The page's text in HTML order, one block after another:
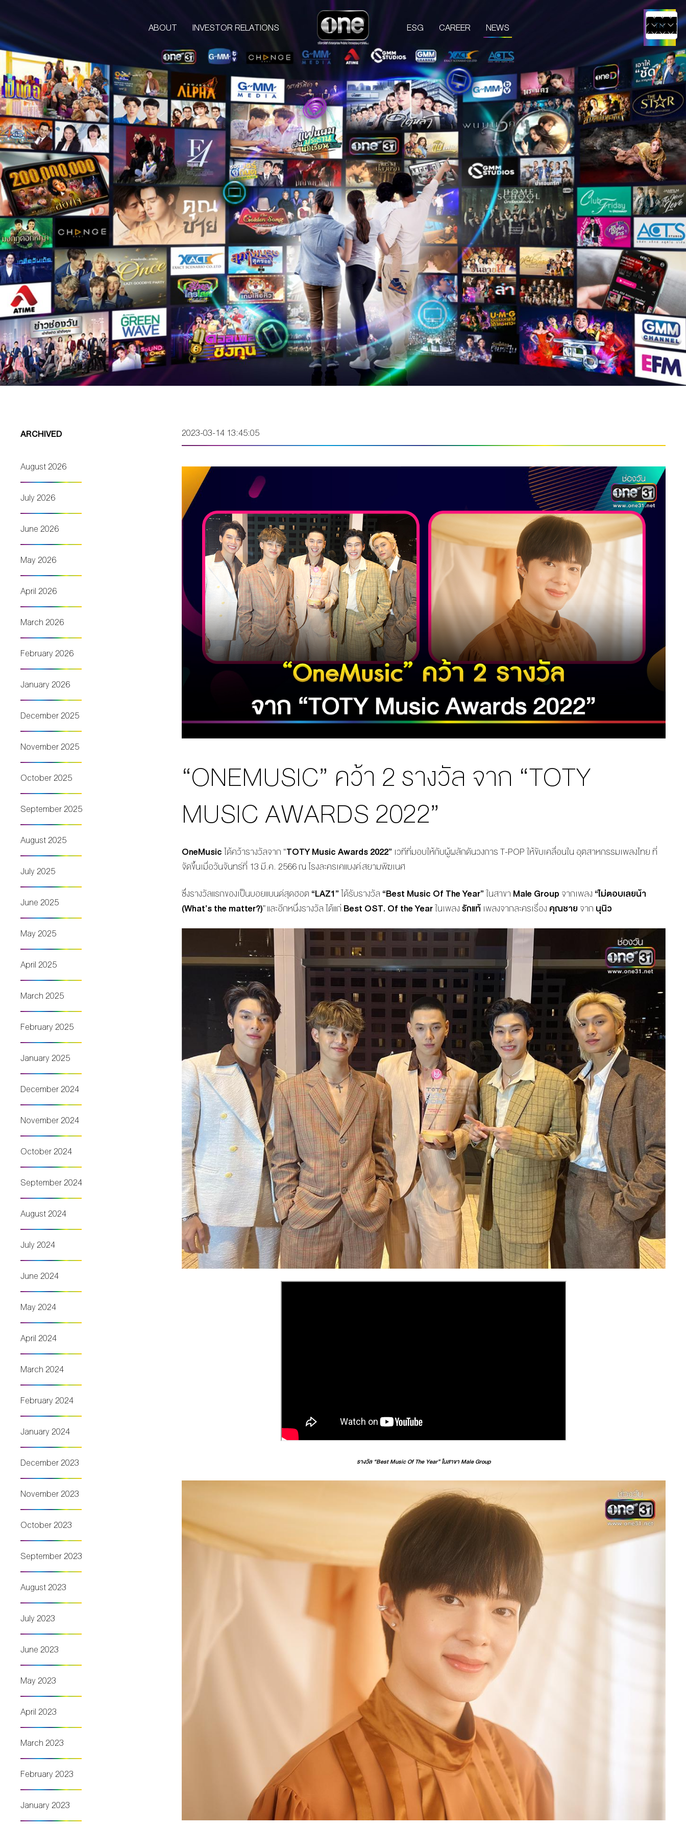
ABOUT INVESTOR RELATIONS ESG CAREER NEWS
TH
EN
ABOUT
CORPORATE
COMPANY’S BUSINESS
OUR VISION & MISSION
COMPANY BACKGROUND
LETTER FROM GROUP CEO
BOARD OF DIRECTORS
MANAGEMENT TEAM
ORGANIZATION CHART
AWARDS
COMPANIES
one31
GMM TV
CHANGE2561
GMM MEDIA
GMM STUDIOS
EXACT SCENARIO
ACTS STUDIO
PRODUCTS & SERVICES
CONTENT CREATOR
MEDIA
LIVE & EVENT
STUDIO RENTAL
ARTIST MANAGEMENT
MERCHANDISE
2023-03-14 13:45:05
“ONEMUSIC” คว้า 2 รางวัล จาก “TOTY
MUSIC AWARDS 2022”
OneMusicได้คว้ารางวัลจาก “TOTY Music Awards 2022” เวทีที่มอบให้กับผู้ผลักดันวงการT-POPให้ขับเคลื่อนใน อุตสาหกรรมเพลงไทย ที่
จัดขึ้นเมื่อวันจันทร์ที่ 13 มี.ค. 2566ณ โรงละครเคแบงค์ สยามพิฆเนศ
ซึ่งรางวัลแรกของเป็นบอยแบนด์สุดฮอต “LAZ1”ได้รับรางวัล “Best Music Of The Year”ในสาขา Male Group จากเพลง “ไม่ตอบเลยน้า
(What’s the matter?)” และอีกหนึ่งรางวัล ได้แก่ Best OST. Of the Yearในเพลงรักแท้ เพลงจากละครเรื่อง คุณชาย จาก นุนิว
รางวัล“Best Music Of The Year”ในสาขาMale Group
ARCHIVED
August 2026
July 2026
June 2026
May 2026
April 2026
March 2026
February 2026
January 2026
December 2025
November 2025
October 2025
September 2025
August 2025
July 2025
June 2025
May 2025
April 2025
March 2025
February 2025
January 2025
December 2024
November 2024
October 2024
September 2024
August 2024
July 2024
June 2024
May 2024
April 2024
March 2024
February 2024
January 2024
December 2023
November 2023
October 2023
September 2023
August 2023
July 2023
June 2023
May 2023
April 2023
March 2023
February 2023
January 2023